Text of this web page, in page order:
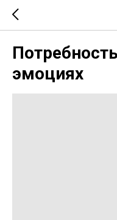
эмоциях